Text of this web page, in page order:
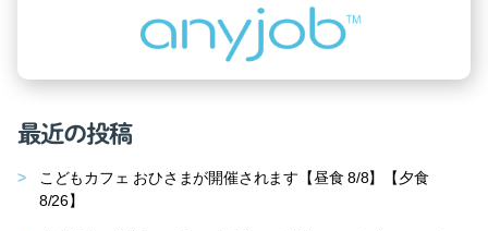
最近の投稿
こどもカフェ おひさまが開催されます【昼食 8/8】【夕食
8/26】